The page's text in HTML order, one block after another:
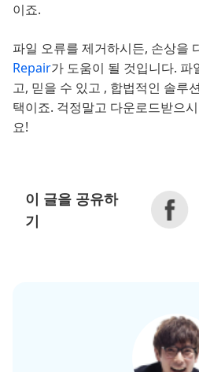
이죠.
파일 오류를 제거하시든, 손상을
Repair가 도움이 될 것입니다.
고, 믿을 수 있고 , 합법적인 솔루
택이죠. 걱정말고 다운로드받으
요!
이 글을 공유하
기